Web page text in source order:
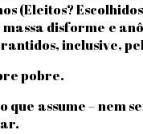
(Eleitos?
disforme e
inclusive,
pobre.
assume – nem